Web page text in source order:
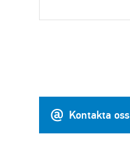
Kontakta oss